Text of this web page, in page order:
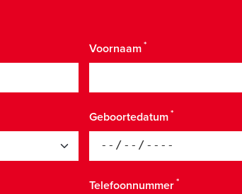
Voornaam
Geboortedatum
Telefoonnummer